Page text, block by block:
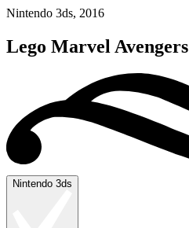
Nintendo 3ds, 2016
Lego Marvel Avengers
Nintendo 3ds